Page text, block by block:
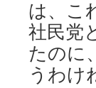
は、こ
社民党
たのに
うわけ